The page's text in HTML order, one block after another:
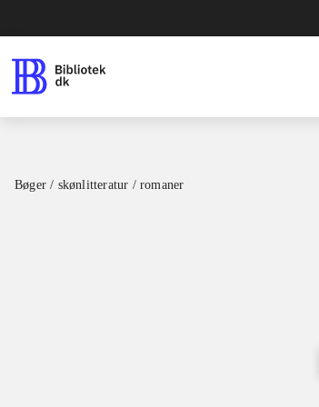
Bøger / skønlitteratur / romaner